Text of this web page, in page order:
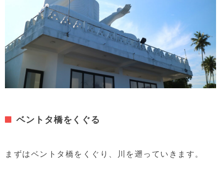
ベントタ橋をくぐる
まずはベントタ橋をくぐり、川を遡っていきます。